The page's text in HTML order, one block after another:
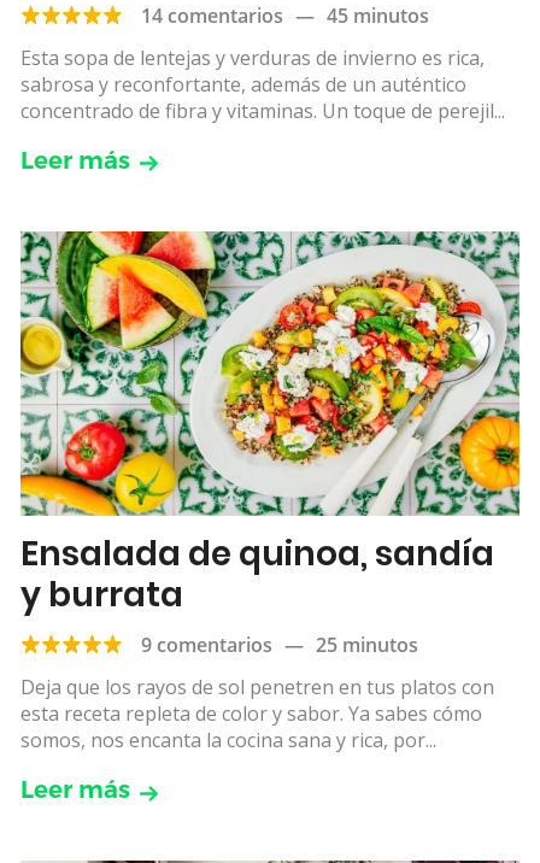
14 comentarios — 45 minutos
Esta sopa de lentejas y verduras de invierno es rica,
sabrosa y reconfortante, además de un auténtico
concentrado de fibra y vitaminas. Un toque de perejil...
Leer más
Ensalada de quinoa, sandía
y burrata
9 comentarios — 25 minutos
Deja que los rayos de sol penetren en tus platos con
esta receta repleta de color y sabor. Ya sabes cómo
somos, nos encanta la cocina sana y rica, por...
Leer más